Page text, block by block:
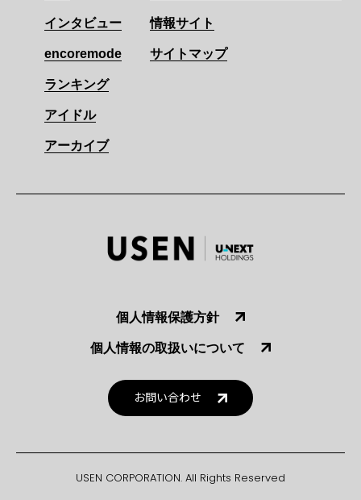
インタビュー
encoremode
ランキング
アイドル
アーカイブ
情報サイト
サイトマップ
個人情報保護方針
個人情報の取扱いについて
お問い合わせ
USEN CORPORATION. All Rights Reserved